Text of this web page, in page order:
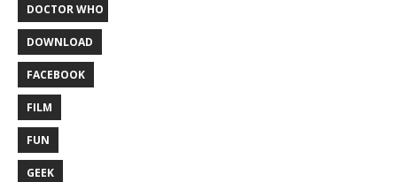
DOCTOR WHO
DOWNLOAD
FACEBOOK
FILM
FUN
GEEK